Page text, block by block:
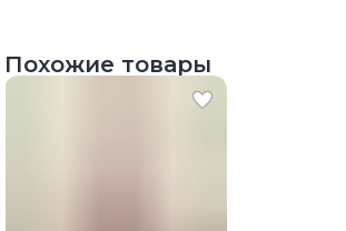
Похожие товары